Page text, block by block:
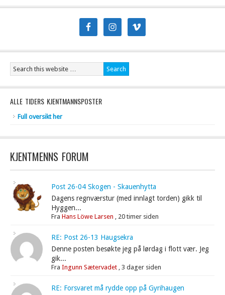
ALLE TIDERS KJENTMANNSPOSTER
Full oversikt her
KJENTMENNS FORUM
Post 26-04 Skogen - Skauenhytta
Dagens regnværstur (med innlagt torden) gikk til
Hyggen...
FraHans Löwe Larsen , 20 timer siden
RE: Post 26-13 Haugsekra
Denne posten besøkte jeg på lørdag i flott vær. Jeg
gik...
FraIngunn Sætervadet ,3 dager siden
RE: Forsvaret må rydde opp på Gyrihaugen